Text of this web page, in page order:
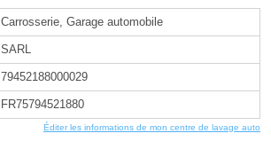
Carrosserie, Garage automobile
SARL
79452188000029
FR75794521880
Éditer les informations de mon centre de lavage auto